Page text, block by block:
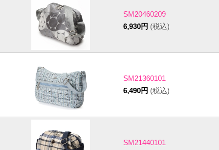
SM20460209
6,930円 (税込)
SM21360101
6,490円 (税込)
SM21440101